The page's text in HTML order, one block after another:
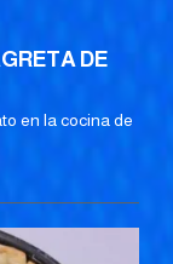
DE
en la cocina de